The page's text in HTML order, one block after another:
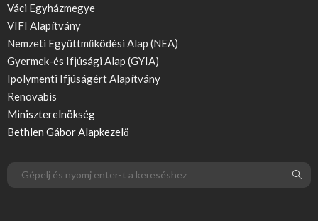
Váci Egyházmegye
VIFI Alapítvány
Nemzeti Együttműködési Alap (NEA)
Gyermek-és Ifjúsági Alap (GYIA)
Ipolymenti Ifjúságért Alapítvány
Renovabis
Miniszterelnökség
Bethlen Gábor Alapkezelő